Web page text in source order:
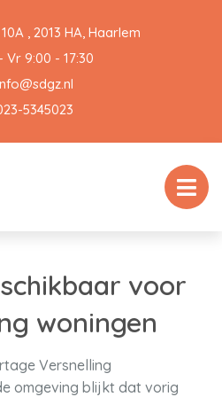
, 2013 HA, Haarlem
Vr 9:00 - 17:30
5345023
voor
woningen
Versnelling
omgeving blijkt dat vorig